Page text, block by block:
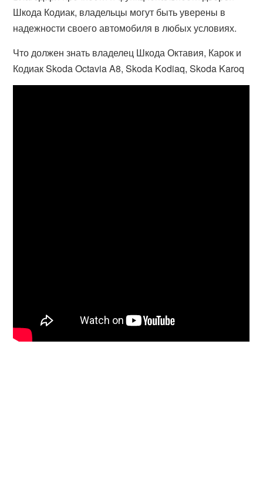
Шкода Кодиак, владельцы могут быть уверены в
надежности своего автомобиля в любых условиях.
Что должен знать владелец Шкода Октавия, Карок и
Кодиак Skoda Octavia A8, Skoda Kodiaq, Skoda Karoq